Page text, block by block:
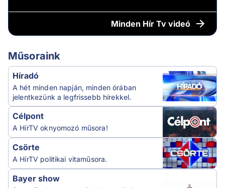
Minden Hír Tv videó
Műsoraink
Híradó
A hét minden napján, minden órában
jelentkezünk a legfrissebb hírekkel.
Célpont
A HírTV oknyomozó műsora!
Csörte
A HírTV politikai vitaműsora.
Bayer show